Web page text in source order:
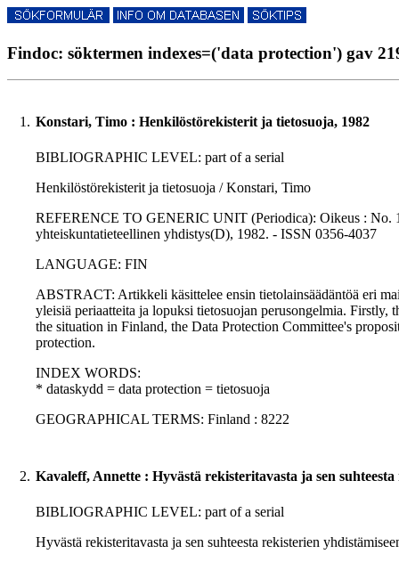
Findoc: söktermen indexes=('data protection') gav
1. Konstari, Timo : Henkilöstörekisterit ja tietosuoja, 1982
BIBLIOGRAPHIC LEVEL: part of a serial
Henkilöstörekisterit ja tietosuoja / Konstari, Timo
REFERENCE TO GENERIC UNIT (Periodica): Oikeus : No.
yhteiskuntatieteellinen yhdistys(D), 1982. - ISSN 0356-4037
LANGUAGE: FIN
ABSTRACT: Artikkeli käsittelee ensin tietolainsäädäntöä eri
yleisiä periaatteita ja lopuksi tietosuojan perusongelmia. Firstly,
the situation in Finland, the Data Protection Committee's
protection.
INDEX WORDS:
* dataskydd = data protection = tietosuoja
GEOGRAPHICAL TERMS: Finland : 8222
2. Kavaleff, Annette : Hyvästä rekisteritavasta ja sen
BIBLIOGRAPHIC LEVEL: part of a serial
Hyvästä rekisteritavasta ja sen suhteesta rekisterien